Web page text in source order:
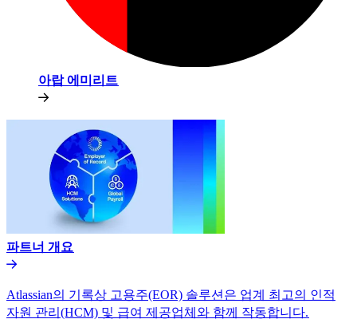
아랍 에미리트​​
파트너 개요​​
Atlassian의 기록상 고용주(EOR) 솔루션은 업계 최고의 인적
자원 관리(HCM) 및 급여 제공업체와 함께 작동합니다.​​